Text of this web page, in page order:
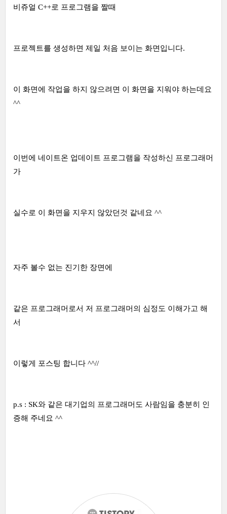
비쥬얼 C++로 프로그램을 짤때
프로젝트를 생성하면 제일 처음 보이는 화면입니다.
이 화면에 작업을 하지 않으려면 이 화면을 지워야 하는데요
^^
이번에 네이트온 업데이트 프로그램을 작성하신 프로그래머
가
실수로 이 화면을 지우지 않았던것 같네요 ^^
자주 볼수 없는 진기한 장면에
같은 프로그래머로서 저 프로그래머의 심정도 이해가고 해
서
이렇게 포스팅 합니다 ^^//
p.s : SK와 같은 대기업의 프로그래머도 사람임을 충분히 인
증해 주네요 ^^